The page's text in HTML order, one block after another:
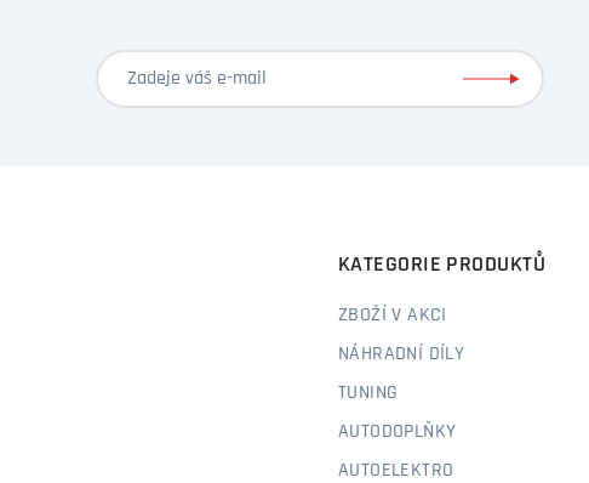
KATEGORIE PRODUKTŮ
ZBOŽÍ V AKCI
NÁHRADNÍ DÍLY
TUNING
AUTODOPLŇKY
AUTOELEKTRO